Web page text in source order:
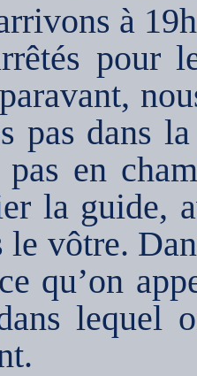
à
pour
pas dans
pas en
la guide,
le vôtre.
qu’on
lequel